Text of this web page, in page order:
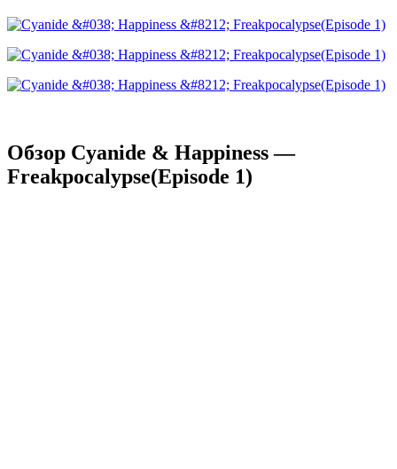
Обзор Cyanide & Happiness —
Freakpocalypse(Episode 1)